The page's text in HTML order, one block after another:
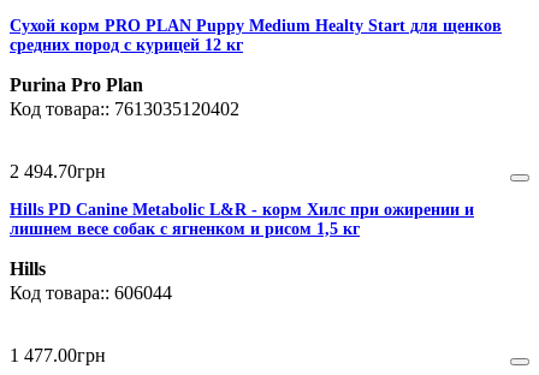
Сухой корм PRO PLAN Puppy Medium Healty Start для щенков
средних пород с курицей 12 кг
Purina Pro Plan
7613035120402
2 494.70грн
Hills PD Canine Metabolic L&R - корм Хилс при ожирении и
лишнем весе собак c ягненком и рисом 1,5 кг
Hills
606044
1 477.00грн